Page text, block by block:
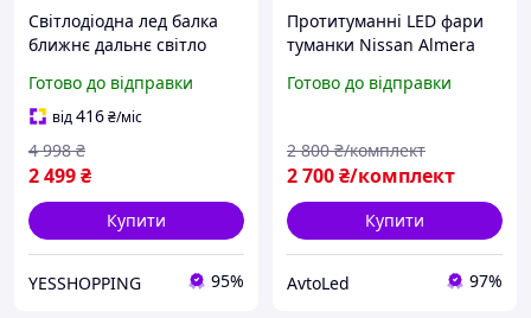
Світлодіодна лед балка
ближнє дальнє світло
дах, Світлові Однорядні
балки
Готово до відправки
від416₴/міс
2 499₴
4 998 ₴
Купити
YESSHOPPING 95%
Протитуманні LED фари
туманки Nissan Almera
3000k/6000k 5500Lm
Готово до відправки
2 700₴/комплект
2 800 ₴/комплект
Купити
AvtoLed 97%